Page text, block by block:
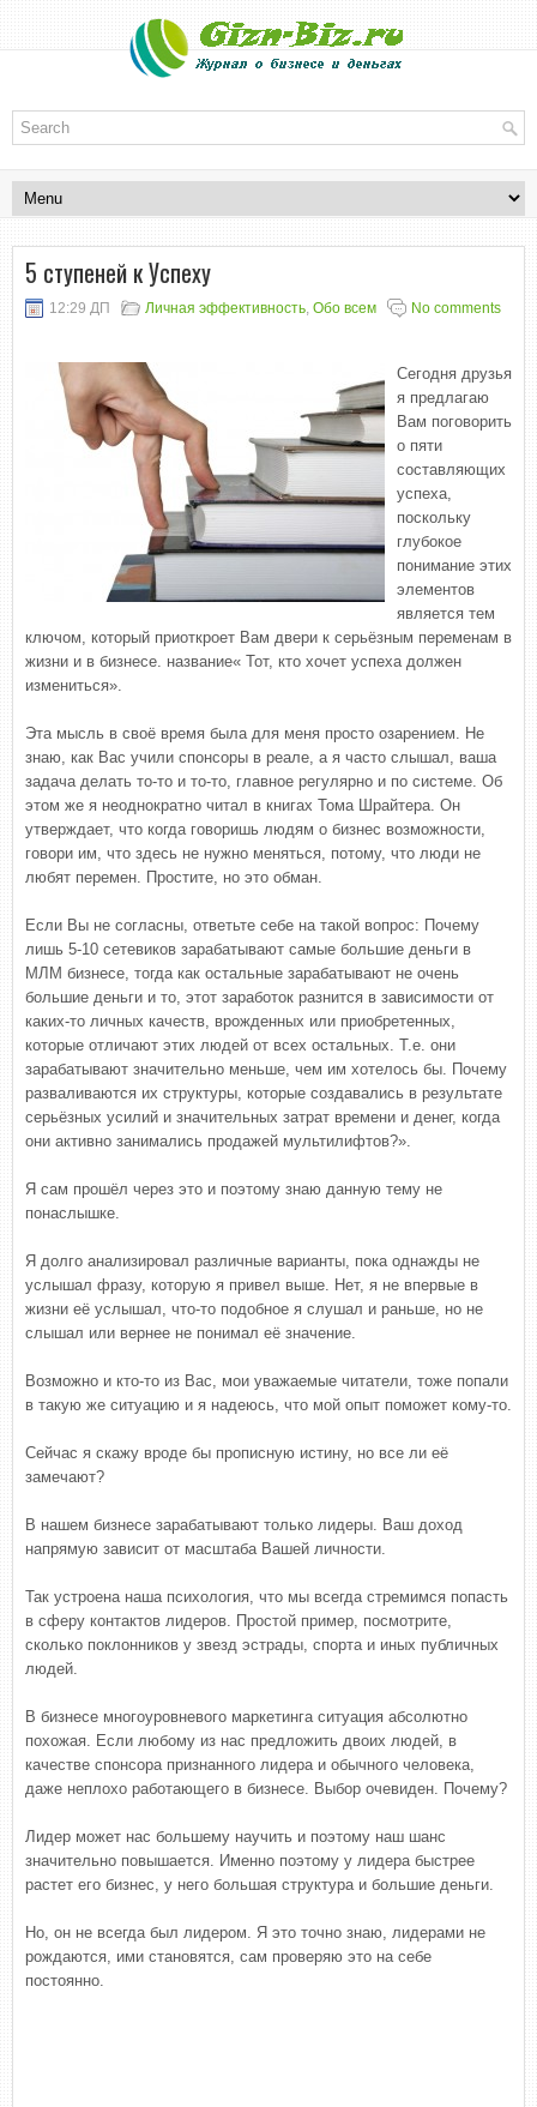
5 ступеней к Успеху
12:29 ДП Личная эффективность, Обо всем No comments
Сегодня друзья
я предлагаю
Вам поговорить
о пяти
составляющих
успеха,
поскольку
глубокое
понимание этих
элементов
является тем
ключом, который приоткроет Вам двери к серьёзным переменам в
жизни и в бизнесе. название« Тот, кто хочет успеха должен
измениться».
Эта мысль в своё время была для меня просто озарением. Не
знаю, как Вас учили спонсоры в реале, а я часто слышал, ваша
задача делать то-то и то-то, главное регулярно и по системе. Об
этом же я неоднократно читал в книгах Тома Шрайтера. Он
утверждает, что когда говоришь людям о бизнес возможности,
говори им, что здесь не нужно меняться, потому, что люди не
любят перемен. Простите, но это обман.
Если Вы не согласны, ответьте себе на такой вопрос: Почему
лишь 5-10 сетевиков зарабатывают самые большие деньги в
МЛМ бизнесе, тогда как остальные зарабатывают не очень
большие деньги и то, этот заработок разнится в зависимости от
каких-то личных качеств, врожденных или приобретенных,
которые отличают этих людей от всех остальных. Т.е. они
зарабатывают значительно меньше, чем им хотелось бы. Почему
разваливаются их структуры, которые создавались в результате
серьёзных усилий и значительных затрат времени и денег, когда
они активно занимались продажей мультилифтов?».
Я сам прошёл через это и поэтому знаю данную тему не
понаслышке.
Я долго анализировал различные варианты, пока однажды не
услышал фразу, которую я привел выше. Нет, я не впервые в
жизни её услышал, что-то подобное я слушал и раньше, но не
слышал или вернее не понимал её значение.
Возможно и кто-то из Вас, мои уважаемые читатели, тоже попали
в такую же ситуацию и я надеюсь, что мой опыт поможет кому-то.
Сейчас я скажу вроде бы прописную истину, но все ли её
замечают?
В нашем бизнесе зарабатывают только лидеры. Ваш доход
напрямую зависит от масштаба Вашей личности.
Так устроена наша психология, что мы всегда стремимся попасть
в сферу контактов лидеров. Простой пример, посмотрите,
сколько поклонников у звезд эстрады, спорта и иных публичных
людей.
В бизнесе многоуровневого маркетинга ситуация абсолютно
похожая. Если любому из нас предложить двоих людей, в
качестве спонсора признанного лидера и обычного человека,
даже неплохо работающего в бизнесе. Выбор очевиден. Почему?
Лидер может нас большему научить и поэтому наш шанс
значительно повышается. Именно поэтому у лидера быстрее
растет его бизнес, у него большая структура и большие деньги.
Но, он не всегда был лидером. Я это точно знаю, лидерами не
рождаются, ими становятся, сам проверяю это на себе
постоянно.